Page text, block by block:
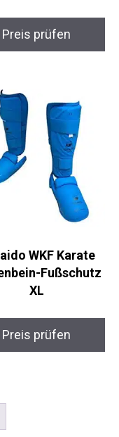
Preis prüfen
WKF Karate
Fußschutz
XL
Preis prüfen